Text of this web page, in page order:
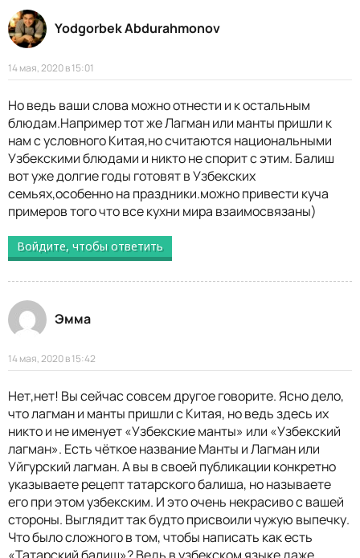
Yodgorbek Abdurahmonov
14 мая, 2020 в 15:01
Но ведь ваши слова можно отнести и к остальным
блюдам.Например тот же Лагман или манты пришли к
нам с условного Китая,но считаются национальными
Узбекскими блюдами и никто не спорит с этим. Балиш
вот уже долгие годы готовят в Узбекских
семьях,особенно на праздники.можно привести куча
примеров того что все кухни мира взаимосвязаны)
Войдите, чтобы ответить
Эмма
14 мая, 2020 в 15:42
Нет,нет! Вы сейчас совсем другое говорите. Ясно дело,
что лагман и манты пришли с Китая, но ведь здесь их
никто и не именует «Узбекские манты» или «Узбекский
лагман». Есть чёткое название Манты и Лагман или
Уйгурский лагман. А вы в своей публикации конкретно
указываете рецепт татарского балиша, но называете
его при этом узбекским. И это очень некрасиво с вашей
стороны. Выглядит так будто присвоили чужую выпечку.
Что было сложного в том, чтобы написать как есть